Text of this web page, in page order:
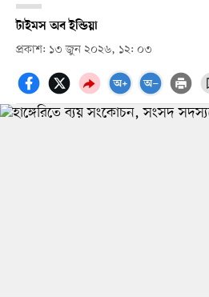
টাইমস অব ইন্ডিয়া
প্রকাশ: ১৩ জুন ২০২৬, ১২: ০৩